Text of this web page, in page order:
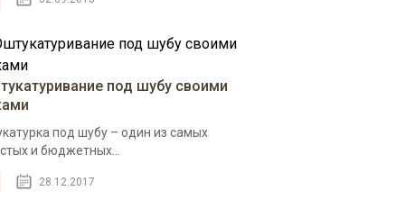
под шубу своими
под шубу – один из самых
и бюджетных...
28.12.2017